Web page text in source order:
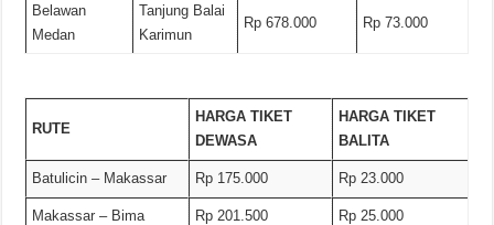
Belawan
Medan
Tanjung Balai
Karimun
Rp 678.000 Rp 73.000
RUTE
HARGA TIKET
DEWASA
HARGA TIKET
BALITA
Batulicin – Makassar Rp 175.000 Rp 23.000
Makassar – Bima Rp 201.500 Rp 25.000